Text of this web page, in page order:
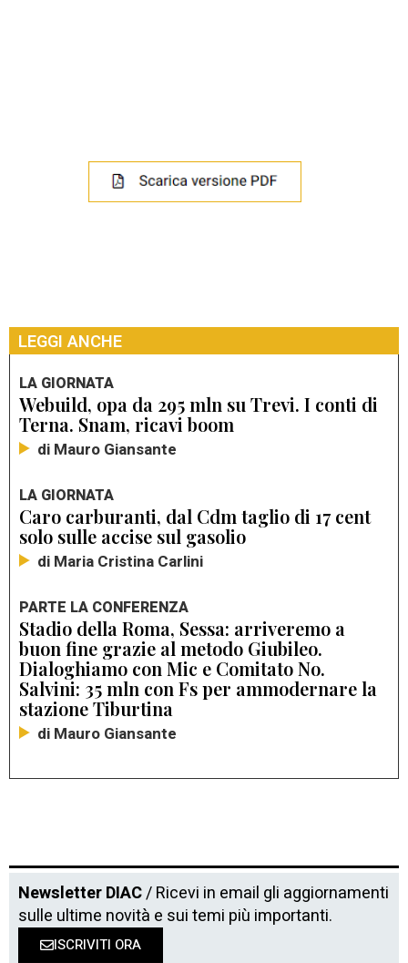
LEGGI ANCHE
LA GIORNATA
Webuild, opa da 295 mln su Trevi. I conti di
Terna. Snam, ricavi boom
di Mauro Giansante
LA GIORNATA
Caro carburanti, dal Cdm taglio di 17 cent
solo sulle accise sul gasolio
di Maria Cristina Carlini
PARTE LA CONFERENZA
Stadio della Roma, Sessa: arriveremo a
buon fine grazie al metodo Giubileo.
Dialoghiamo con Mic e Comitato No.
Salvini: 35 mln con Fs per ammodernare la
stazione Tiburtina
di Mauro Giansante
Newsletter DIAC/ Ricevi in email gli aggiornamenti
sulle ultime novità e sui temi più importanti.
ISCRIVITI ORA